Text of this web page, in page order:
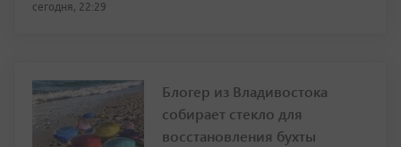
сегодня, 22:29
Блогер из Владивостока
собирает стекло для
восстановления бухты